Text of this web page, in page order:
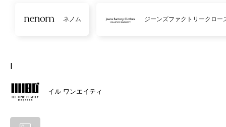
ネノム ジーンズファクトリークロー
I
イル ワンエイティ